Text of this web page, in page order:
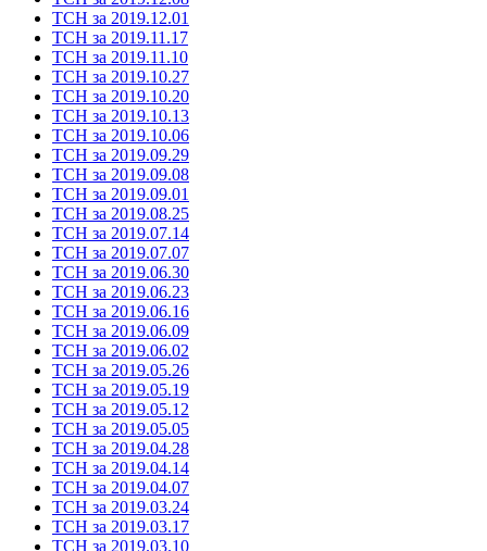
ТСН за 2019.12.01
ТСН за 2019.11.17
ТСН за 2019.11.10
ТСН за 2019.10.27
ТСН за 2019.10.20
ТСН за 2019.10.13
ТСН за 2019.10.06
ТСН за 2019.09.29
ТСН за 2019.09.08
ТСН за 2019.09.01
ТСН за 2019.08.25
ТСН за 2019.07.14
ТСН за 2019.07.07
ТСН за 2019.06.30
ТСН за 2019.06.23
ТСН за 2019.06.16
ТСН за 2019.06.09
ТСН за 2019.06.02
ТСН за 2019.05.26
ТСН за 2019.05.19
ТСН за 2019.05.12
ТСН за 2019.05.05
ТСН за 2019.04.28
ТСН за 2019.04.14
ТСН за 2019.04.07
ТСН за 2019.03.24
ТСН за 2019.03.17
ТСН за 2019.03.10